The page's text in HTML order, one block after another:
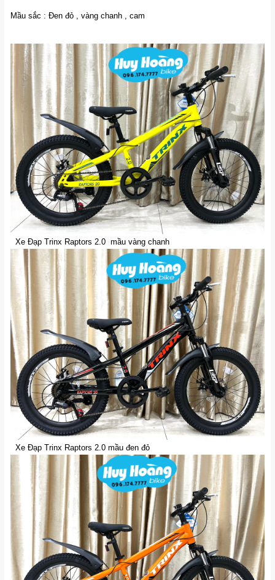
Mầu sắc : Đen đỏ , vàng chanh , cam
Xe Đạp Trinx Raptors 2.0 mầu vàng chanh
Xe Đạp Trinx Raptors 2.0 mầu đen đỏ